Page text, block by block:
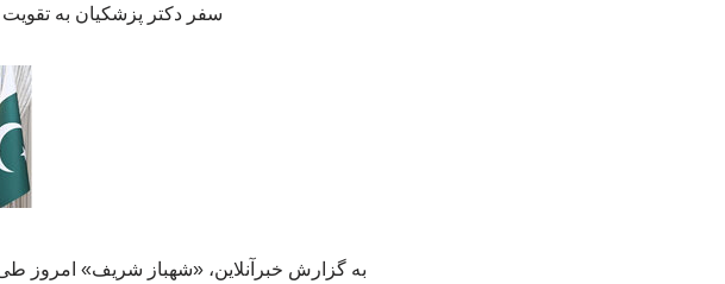
سفر دکتر پزشکیان به تقویت
به گزارش خبرآنلاین، «شهباز شریف» امروز